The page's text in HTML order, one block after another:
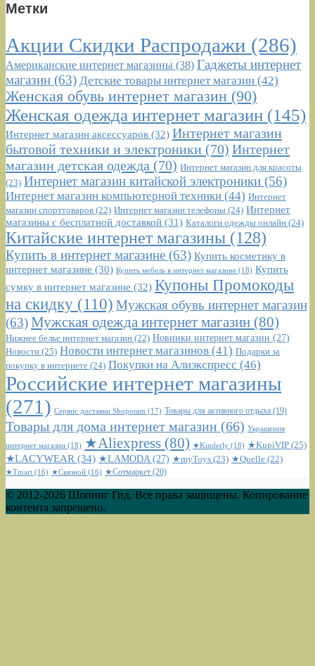
Метки
Акции Скидки Распродажи (286)
Американские интернет магазины (38) Гаджеты интернет
магазин (63) Детские товары интернет магазин (42)
Женская обувь интернет магазин (90)
Женская одежда интернет магазин (145)
Интернет магазин аксессуаров (32) Интернет магазин
бытовой техники и электроники (70) Интернет
магазин детская одежда (70) Интернет магазин для красоты
(23) Интернет магазин китайской электроники (56)
Интернет магазин компьютерной техники (44) Интернет
магазин спорттоваров (22) Интернет магазин телефоны (24) Интернет
магазины с бесплатной доставкой (31) Каталоги одежды онлайн (24)
Китайские интернет магазины (128)
Купить в интернет магазине (63) Купить косметику в
интернет магазине (30) Купить мебель в интернет магазине (18) Купить
сумку в интернет магазине (32) Купоны Промокоды
на скидку (110) Мужская обувь интернет магазин
(63)Мужская одежда интернет магазин (80)
Нижнее белье интернет магазин (22) Новинки интернет магазин (27)
Новости (25) Новости интернет магазинов (41) Подарки за
покупку в интернете (24) Покупки на Алиэкспресс (46)
Российские интернет магазины
(271) Сервис доставки Shopotam (17) Товары для активного отдыха (19)
Товары для дома интернет магазин (66) Украшения
интернет магазин (18) ★Aliexpress (80) ★Kinderly (18) ★KupiVIP (25)
★LACYWEAR (34) ★LAMODA(27) ★myToys (23) ★Quelle (22)
★Tmart (16) ★Связной (16) ★Сотмаркет (20)
© 2012-2026 Шопинг Гид. Все права защищены. Копирование
контента запрещено.